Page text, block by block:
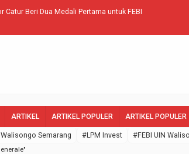
Catur Beri Dua Medali Pertama untuk FEBI
ARTIKEL ARTIKEL POPULER ARTIKEL POPULER
Semarang #LPM Invest #FEBI UIN